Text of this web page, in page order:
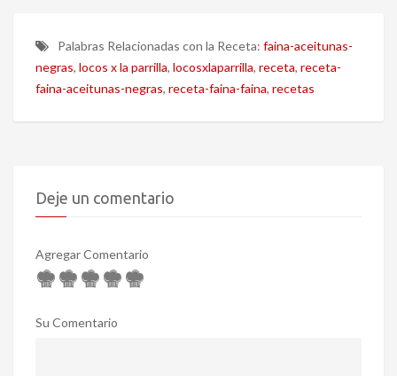
Palabras Relacionadas con la Receta: faina-aceitunas-
negras, locos x la parrilla, locosxlaparrilla, receta, receta-
faina-aceitunas-negras, receta-faina-faina, recetas
Deje un comentario
Agregar Comentario
Su Comentario